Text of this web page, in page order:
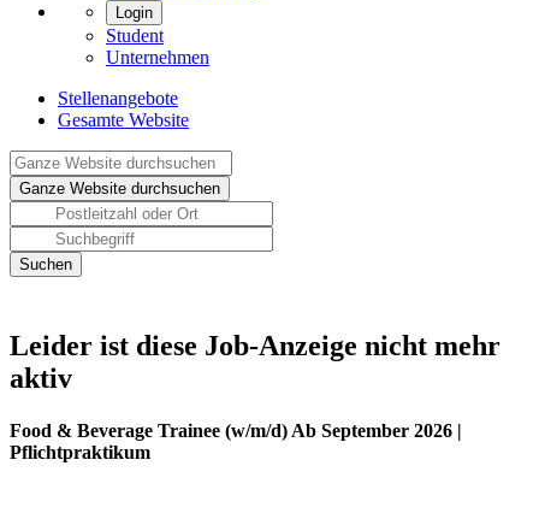
Login
Student
Unternehmen
Stellenangebote
Gesamte Website
Leider ist diese Job-Anzeige nicht mehr
aktiv
Food & Beverage Trainee (w/m/d) Ab September 2026 |
Pflichtpraktikum